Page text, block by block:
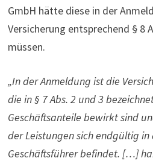
GmbH hätte diese in der
Ver­si­che­rung ent­spre­chend § 8
müssen.
„In der Anmeldung ist die
die in § 7 Abs. 2 und 3
Geschäftsanteile bewirkt sind
der Leistungen sich endgültig
Geschäftsführer befindet. […]